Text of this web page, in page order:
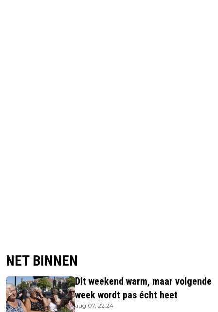
NET BINNEN
Dit weekend warm, maar volgende
week wordt pas écht heet
aug 07, 22:24